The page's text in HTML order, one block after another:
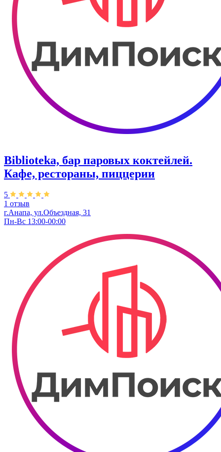
Biblioteka, бар паровых коктейлей.
Кафе, рестораны, пиццерии
5
1 отзыв
г.Анапа, ул.Объездная, 31
Пн-Вс 13:00-00:00